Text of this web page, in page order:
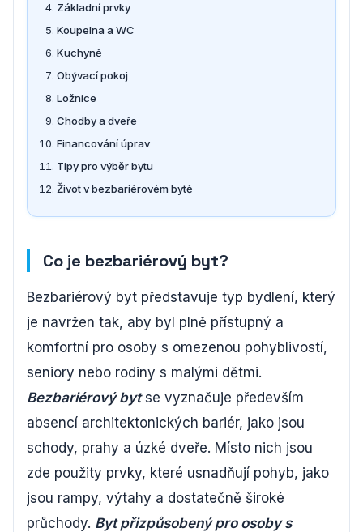
Základní prvky
Koupelna a WC
Kuchyně
Obývací pokoj
Ložnice
Chodby a dveře
Financování úprav
Tipy pro výběr bytu
Život v bezbariérovém bytě
Co je bezbariérový byt?
Bezbariérový byt představuje typ bydlení, který
je navržen tak, aby byl plně přístupný a
komfortní pro osoby s omezenou pohyblivostí,
seniory nebo rodiny s malými dětmi.
Bezbariérový bytse vyznačuje především
absencí architektonických bariér, jako jsou
schody, prahy a úzké dveře. Místo nich jsou
zde použity prvky, které usnadňují pohyb, jako
jsou rampy, výtahy a dostatečně široké
průchody. Byt přizpůsobený pro osoby s